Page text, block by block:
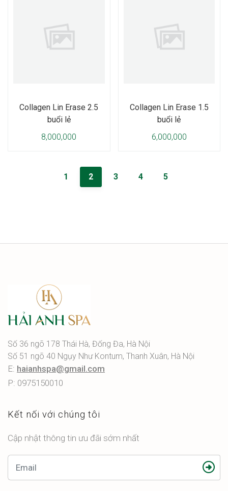
Collagen Lin Erase 2.5
buổi lẻ
8,000,000
Collagen Lin Erase 1.5
buổi lẻ
6,000,000
1 2 3 4 5
Số 36 ngõ 178 Thái Hà, Đống Đa, Hà Nội
Số 51 ngõ 40 Ngụy Như Kontum, Thanh Xuân, Hà Nội
E: haianhspa@gmail.com
P: 0975150010
Kết nối với chúng tôi
Cập nhật thông tin ưu đãi sớm nhất